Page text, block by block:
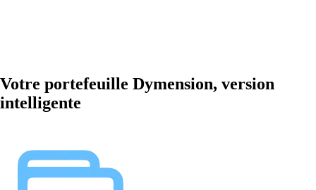
Votre portefeuille Dymension, version
intelligente